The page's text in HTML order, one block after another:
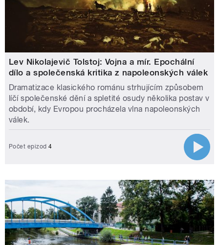
Lev Nikolajevič Tolstoj: Vojna a mír. Epochální
dílo a společenská kritika z napoleonských válek
Dramatizace klasického románu strhujícím způsobem
líčí společenské dění a spletité osudy několika postav v
období, kdy Evropou procházela vlna napoleonských
válek.
Počet epizod 4